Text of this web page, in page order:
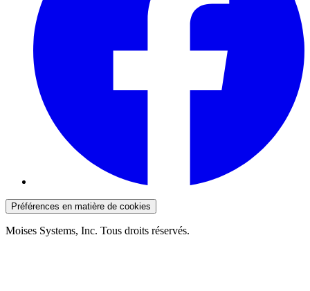
Préférences en matière de cookies
Moises Systems, Inc. Tous droits réservés.